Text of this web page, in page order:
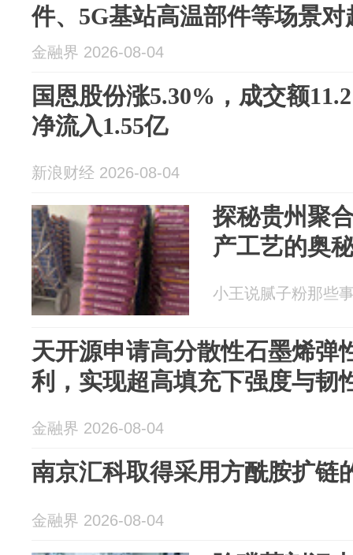
件、5G基站高温部件等场景
金融界 2026-08-04
国恩股份涨5.30%，成交额
净流入1.55亿
新浪财经 2026-08-04
探秘贵州聚
产工艺的奥
小王说腻子粉那些
天开源申请高分散性石墨烯弹
利，实现超高填充下强度与韧
金融界 2026-08-04
南京汇科取得采用方酰胺扩链
金融界 2026-08-04